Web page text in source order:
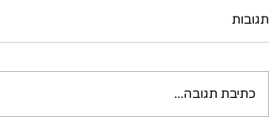
תגובות
כתיבת תגובה...